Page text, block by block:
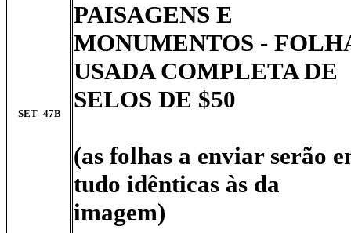
SET_47B
PAISAGENS E
MONUMENTOS -
USADA COMPLETA DE
SELOS DE $50
(as folhas a enviar serão
tudo idênticas às da
imagem)